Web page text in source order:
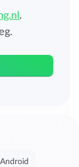
.
Android